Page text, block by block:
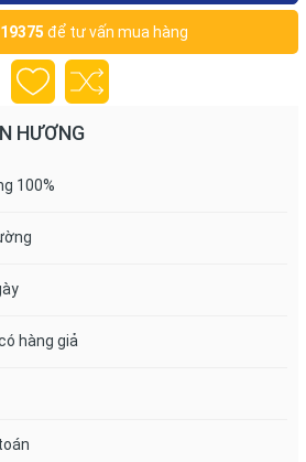
để tư vấn mua hàng
HƯƠNG
100%
hàng giả